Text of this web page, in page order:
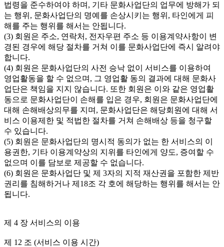
법령을 준수하여야 하며, 기타 문화사업단의 업무에 방해가 되
는 행위, 문화사업단의 명예를 손상시키는 행위, 타인에게 피
해를 주는 행위를 해서는 안됩니다.
(3) 회원은 주소, 연락처, 전자우편 주소 등 이용계약사항이 변
경된 경우에 해당 절차를 거쳐 이를 문화사업단에 즉시 알려야
합니다.
(4) 회원은 문화사업단의 사전 승낙 없이 서비스를 이용하여
영업활동을 할 수 없으며, 그 영업활 동의 결과에 대해 문화사
업단은 책임을 지지 않습니다. 또한 회원은 이와 같은 영업활
동으로 문화사업단이 손해를 입은 경우, 회원은 문화사업단에
대해 손해배상의무를 지며, 문화사업단은 해당회원에 대해 서
비스 이용제한 및 적법한 절차를 거쳐 손해배상 등을 청구할
수 있습니다.
(5) 회원은 문화사업단의 명시적 동의가 없는 한 서비스의 이
용권한, 기타 이용계약상의 지위를 타인에게 양도, 증여할 수
없으며 이를 담보로 제공할 수 없습니다.
(6) 회원은 문화사업단 및 제 3자의 지적 재산권을 포함한 제반
권리를 침해하거나 제18조 각 호에 해당하는 행위를 해서는 안
됩니다.
제 4 장 서비스의 이용
제 12 조 (서비스 이용 시간)